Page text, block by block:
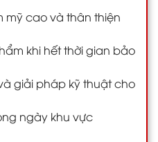
cao và thân thiện
khi hết thời gian bảo
giải pháp kỹ thuật cho
ngày khu vực